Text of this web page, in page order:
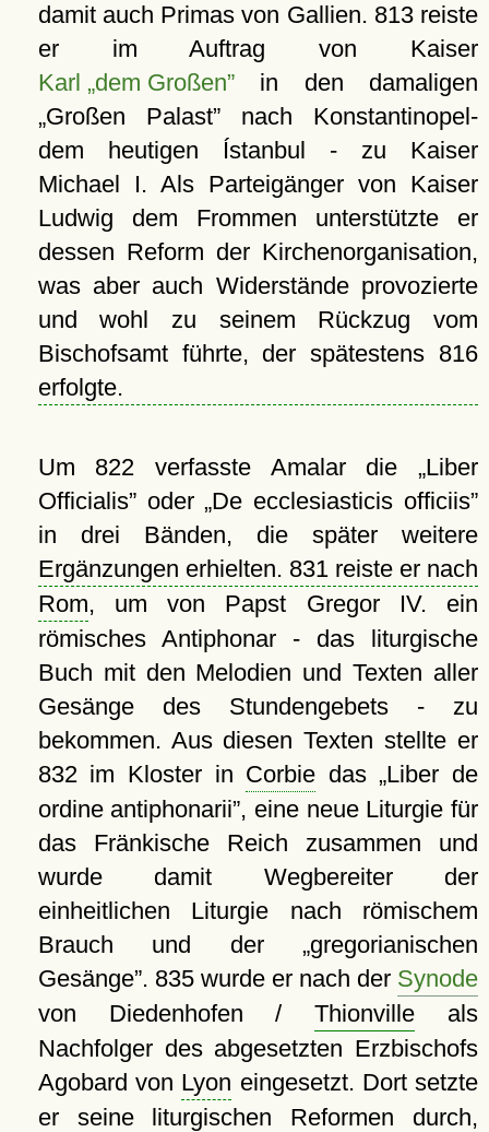
damit auch Primas von Gallien. 813 reiste
er im Auftrag von Kaiser
Karl „dem Großen”in den damaligen
Großen Palast nach Konstantinopel-
dem heutigen Ístanbul - zu Kaiser
Michael I. Als Parteigänger von Kaiser
Ludwig dem Frommen unterstützte er
dessen Reform der Kirchenorganisation,
was aber auch Widerstände provozierte
und wohl zu seinem Rückzug vom
Bischofsamt führte, der spätestens 816
erfolgte.
Um 822 verfasste Amalar die
Liber
Officialis oder De ecclesiasticis officiis
in drei Bänden, die später weitere
Ergänzungen erhielten. 831 reiste er nach
Rom, um von Papst Gregor IV. ein
römisches Antiphonar - das liturgische
Buch mit den Melodien und Texten aller
Gesänge des Stundengebets - zu
bekommen. Aus diesen Texten stellte er
832 im Kloster in Corbie das Liber de
ordine antiphonarii , eine neue Liturgie für
das Fränkische Reich zusammen und
wurde damit Wegbereiter der
einheitlichen Liturgie nach römischem
Brauch und der
gregorianischen
Gesänge . 835 wurde er nach der Synode
von Diedenhofen /Thionville als
Nachfolger des abgesetzten Erzbischofs
Agobard von Lyon eingesetzt. Dort setzte
er seine liturgischen Reformen durch,